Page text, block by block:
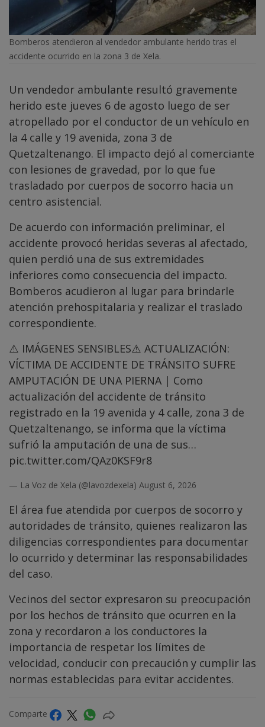
Bomberos atendieron al vendedor ambulante herido tras el
accidente ocurrido en la zona 3 de Xela.
Un vendedor ambulante resultó gravemente
herido este jueves 6 de agosto luego de ser
atropellado por el conductor de un vehículo en
la 4 calle y 19 avenida, zona 3 de
Quetzaltenango. El impacto dejó al comerciante
con lesiones de gravedad, por lo que fue
trasladado por cuerpos de socorro hacia un
centro asistencial.
De acuerdo con información preliminar, el
accidente provocó heridas severas al afectado,
quien perdió una de sus extremidades
inferiores como consecuencia del impacto.
Bomberos acudieron al lugar para brindarle
atención prehospitalaria y realizar el traslado
correspondiente.
⚠️ IMÁGENES SENSIBLES⚠️ ACTUALIZACIÓN:
VÍCTIMA DE ACCIDENTE DE TRÁNSITO SUFRE
AMPUTACIÓN DE UNA PIERNA | Como
actualización del accidente de tránsito
registrado en la 19 avenida y 4 calle, zona 3 de
Quetzaltenango, se informa que la víctima
sufrió la amputación de una de sus…
pic.twitter.com/QAz0KSF9r8
— La Voz de Xela (@lavozdexela) August 6, 2026
El área fue atendida por cuerpos de socorro y
autoridades de tránsito, quienes realizaron las
diligencias correspondientes para documentar
lo ocurrido y determinar las responsabilidades
del caso.
Vecinos del sector expresaron su preocupación
por los hechos de tránsito que ocurren en la
zona y recordaron a los conductores la
importancia de respetar los límites de
velocidad, conducir con precaución y cumplir las
normas establecidas para evitar accidentes.
Comparte